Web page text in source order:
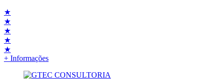
★
★
★
★
★
+ Informações